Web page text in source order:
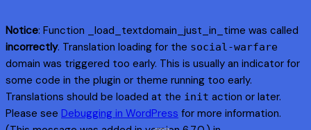
Notice: Function _load_textdomain_just_in_time was called
incorrectly. Translation loading for the social-warfare
domain was triggered too early. This is usually an indicator for
some code in the plugin or theme running too early.
Translations should be loaded at the init action or later.
Please see Debugging in WordPress for more information.